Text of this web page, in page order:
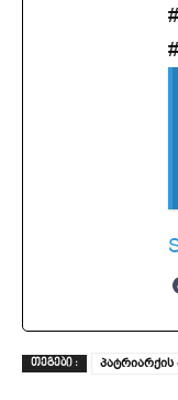
ᲗᲔᲒᲔᲑᲘ :